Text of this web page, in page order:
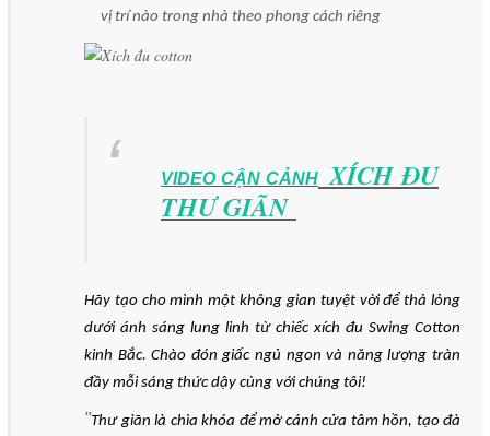
vị trí nào trong nhà theo phong cách riêng
VIDEO CẬN CẢNH XÍCH ĐU
THƯ GIÃN
Hãy tạo cho mình một không gian tuyệt vời để thả lỏng
dưới ánh sáng lung linh từ chiếc xích đu Swing Cotton
kinh Bắc. Chào đón giấc ngủ ngon và năng lượng tràn
đầy mỗi sáng thức dậy cùng với chúng tôi!
"Thư giãn là chìa khóa để mở cánh cửa tâm hồn, tạo đà